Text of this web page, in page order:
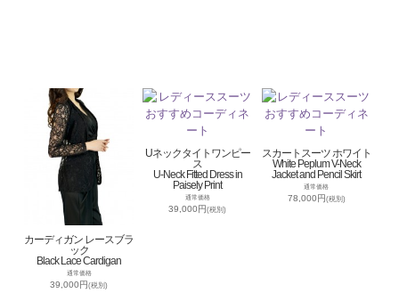
カーディガン レースブラ
ック
Black Lace Cardigan
通常価格
39,000円(税別)
Uネックタイトワンピー
ス
U-Neck Fitted Dress in
Paisely Print
通常価格
39,000円(税別)
スカートスーツ ホワイト
White Peplum V-Neck
Jacket and Pencil Skirt
通常価格
78,000円(税別)